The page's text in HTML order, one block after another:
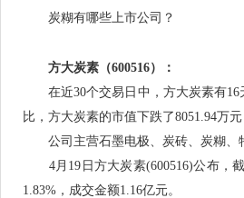
炭糊有哪些上市公司？
方大炭素（600516）：
在近30个交易日中，方大炭素有16
比，方大炭素的市值下跌了8051.94万元
公司主营石墨电极、炭砖、炭糊、
4月19日方大炭素(600516)公布，截
1.83%，成交金额1.16亿元。